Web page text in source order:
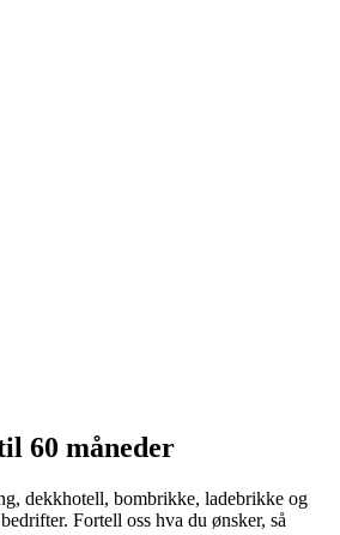
60 måneder
dekkhotell, bombrikke, ladebrikke og
Fortell oss hva du ønsker, så